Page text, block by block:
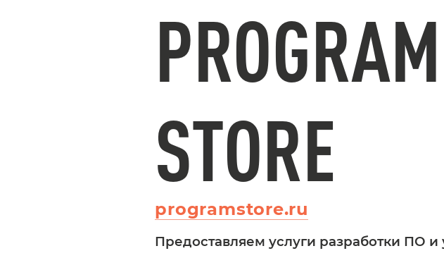
STORE
programstore.ru
Предоставляем услуги разработки ПО